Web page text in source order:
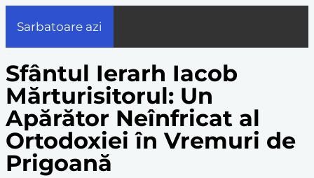
Sarbatoare azi
Sfântul Ierarh Iacob
Mărturisitorul: Un
Apărător Neînfricat al
Ortodoxiei în Vremuri de
Prigoană